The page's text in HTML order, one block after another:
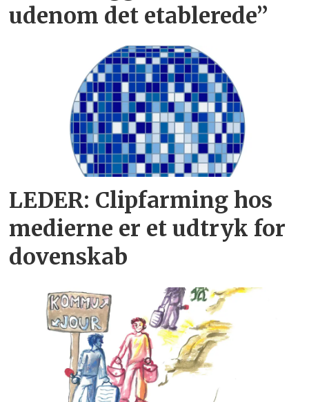
udenom det etablerede”
LEDER: Clipfarming hos
medierne er et udtryk for
dovenskab